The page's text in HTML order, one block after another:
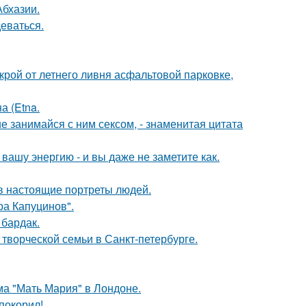
от летнего ливня асфальтовой парковке,
(Etna.
занимайся с ним сексом, - знаменитая цитата
энергию - и вы даже не заметите как.
настоящие портреты людей.
Капуцинов".
семьи в Санкт-петербурге.
"Мать Мария" в Лондоне.